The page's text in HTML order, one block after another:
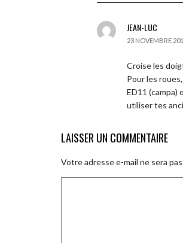
JEAN-LUC
23 NOVEMBRE
Croise les
Pour les
ED11 (campa)
utiliser tes
LAISSER UN COMMENTAIRE
Votre adresse e-mail ne sera